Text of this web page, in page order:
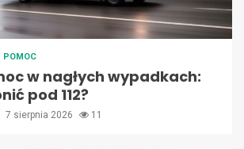
POMOC
w nagłych wypadkach:
pod 112?
7 sierpnia 2026 11